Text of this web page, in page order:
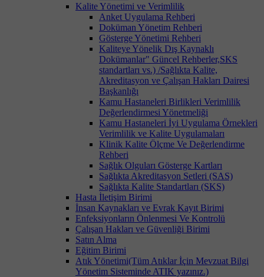
Kalite Yönetimi ve Verimlilik
Anket Uygulama Rehberi
Doküman Yönetim Rehberi
Gösterge Yönetimi Rehberi
Kaliteye Yönelik Dış Kaynaklı
Dokümanlar" Güncel Rehberler,SKS
standartları vs.) /Sağlıkta Kalite,
Akreditasyon ve Çalışan Hakları Dairesi
Başkanlığı
Kamu Hastaneleri Birlikleri Verimlilik
Değerlendirmesi Yönetmeliği
Kamu Hastaneleri İyi Uygulama Örnekleri
Verimlilik ve Kalite Uygulamaları
Klinik Kalite Ölçme Ve Değerlendirme
Rehberi
Sağlık Olguları Gösterge Kartları
Sağlıkta Akreditasyon Setleri (SAS)
Sağlıkta Kalite Standartları (SKS)
Hasta İletişim Birimi
İnsan Kaynakları ve Evrak Kayıt Birimi
Enfeksiyonların Önlenmesi Ve Kontrolü
Çalışan Hakları ve Güvenliği Birimi
Satın Alma
Eğitim Birimi
Atık Yönetimi(Tüm Atıklar İçin Mevzuat Bilgi
Yönetim Sisteminde ATIK yazınız.)